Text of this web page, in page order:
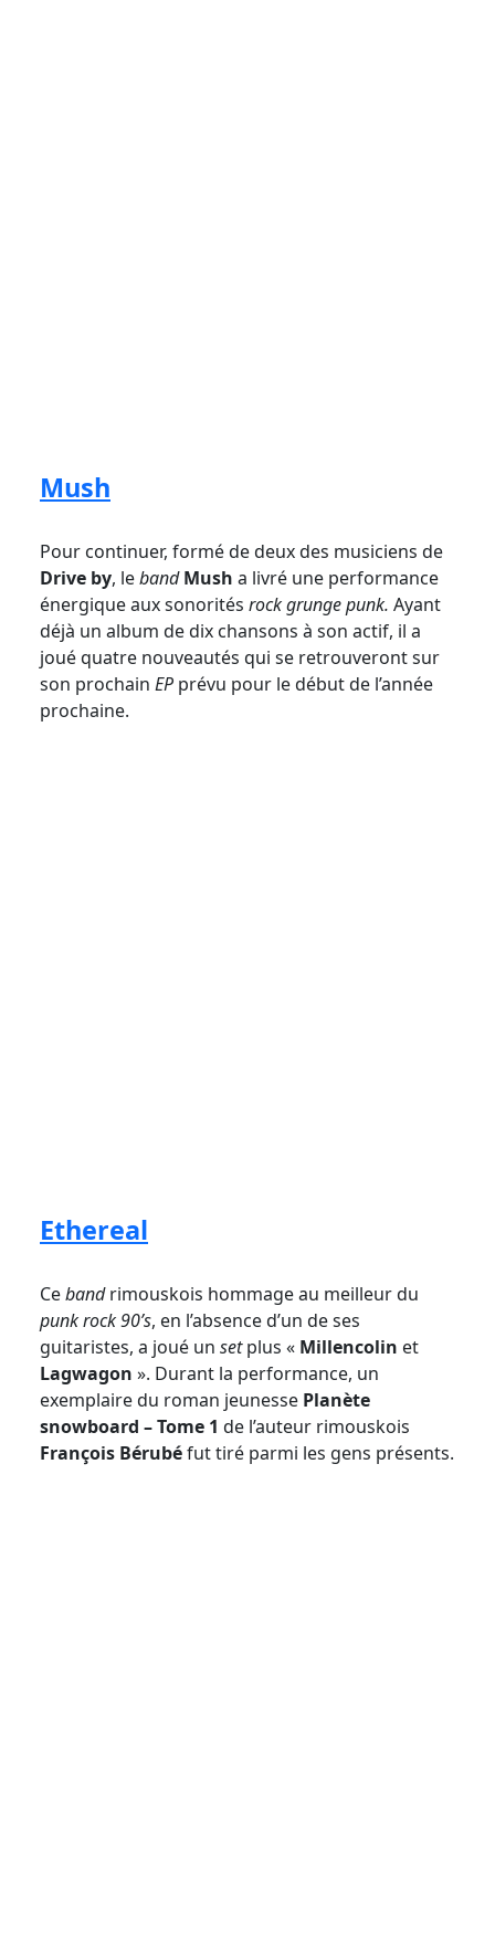
Mush
Pour continuer, formé de deux des musiciens de
Drive by, leband Mush a livré une performance
énergique aux sonorités rock grunge punk. Ayant
déjà un album de dix chansons à son actif, il a
joué quatre nouveautés qui se retrouveront sur
son prochain EP prévu pour le début de l’année
prochaine.
Ethereal
Cebandrimouskois hommage au meilleur du
punk rock 90’s, en l’absence d’un de ses
guitaristes, a joué un setplus « Millencolin et
Lagwagon ». Durant la performance, un
exemplaire du roman jeunesse Planète
snowboard – Tome 1 de l’auteur rimouskois
François Bérubéfut tiré parmi les gens présents.